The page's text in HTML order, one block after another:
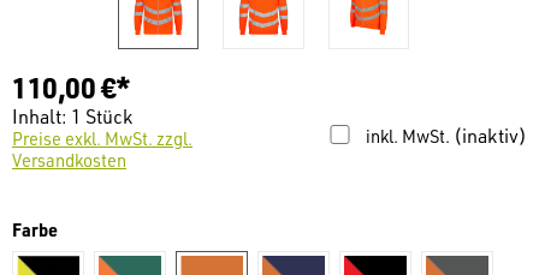
110,00 €*
Inhalt: 1 Stück
inkl. MwSt. (inaktiv)
Preise exkl. MwSt. zzgl.
Versandkosten
Farbeauswählen